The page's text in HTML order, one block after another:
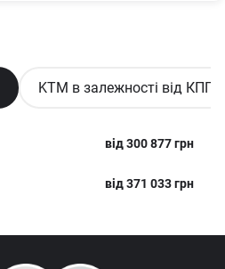
KTM в залежності від КПП
від300 877грн
від371 033грн